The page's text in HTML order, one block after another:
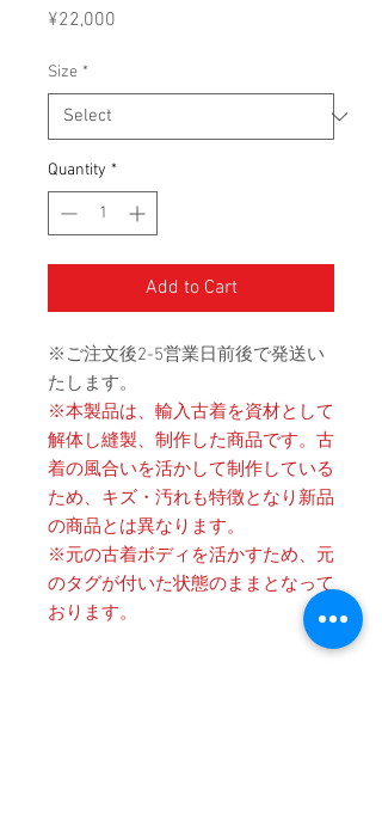
¥22,000
Size *
Quantity *
Add to Cart
※ご注文後2-5営業日前後で発送い
たします。
※本製品は、輸入古着を資材として
解体し縫製、制作した商品です。古
着の風合いを活かして制作している
ため、キズ・汚れも特徴となり新品
の商品とは異なります。
※元の古着ボディを活かすため、元
のタグが付いた状態のままとなって
おります。